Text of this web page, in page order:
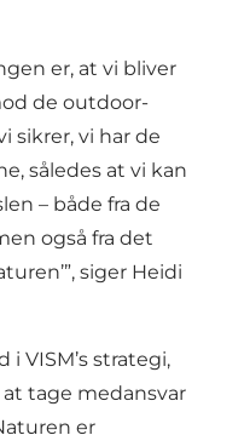
er, at vi bliver
de outdoor-
sikrer, vi har de
således at vi kan
– både fra de
også fra det
siger Heidi
VISM’s strategi,
tage medansvar
er